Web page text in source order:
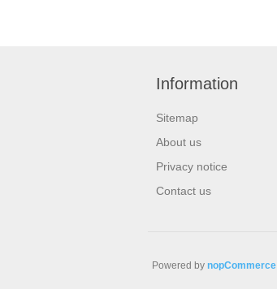
Information
Sitemap
About us
Privacy notice
Contact us
Powered by nopCommerce